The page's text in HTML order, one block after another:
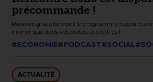
précommande !
Recevez gratuitement le programme papier ou
numérique dans vos boîtes aux lettres !
#ECONOMIE#PODCAST#SOCIAL
ACTUALITÉ